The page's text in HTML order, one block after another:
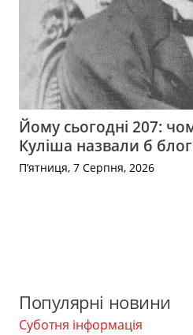
Йому сьогодні 207:
Куліша назвали б
П’ятниця, 7 Серпня, 2026
Популярні новини
Суботня інформація